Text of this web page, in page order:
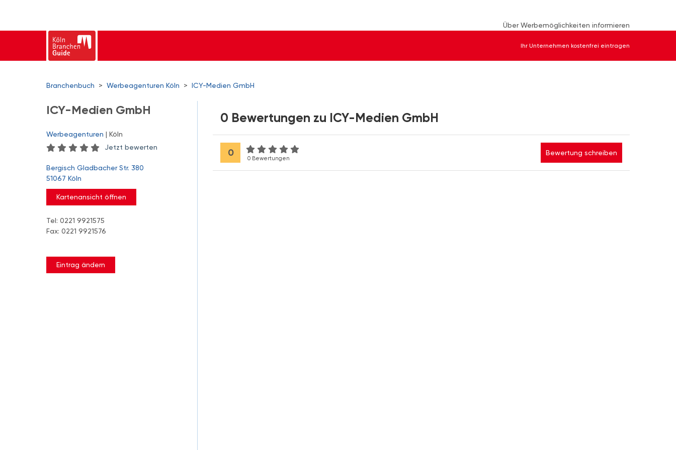
Über Werbemöglichkeiten informieren
Ihr Unternehmen kostenfrei eintragen
Branchenbuch > Werbeagenturen Köln > ICY-Medien GmbH
ICY-Medien GmbH
Werbeagenturen | Köln
Jetzt bewerten
Bergisch Gladbacher Str. 380
51067 Köln
Kartenansicht öffnen
Tel: 0221 9921575
Fax: 0221 9921576
Eintrag ändern
0 Bewertungen zu ICY-Medien GmbH
0
0 Bewertungen
Bewertung schreiben